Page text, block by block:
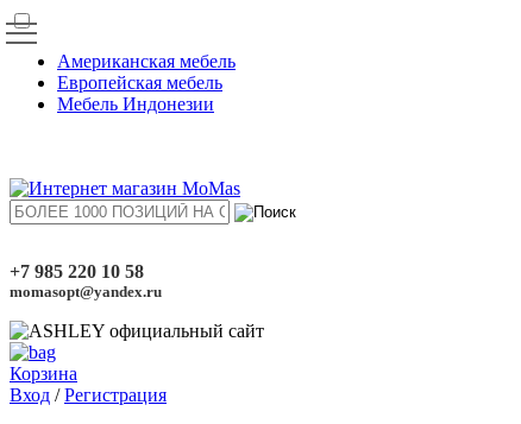
Американская мебель
Европейская мебель
Мебель Индонезии
+7 985 220 10 58
momasopt@yandex.ru
Корзина
Вход /Регистрация